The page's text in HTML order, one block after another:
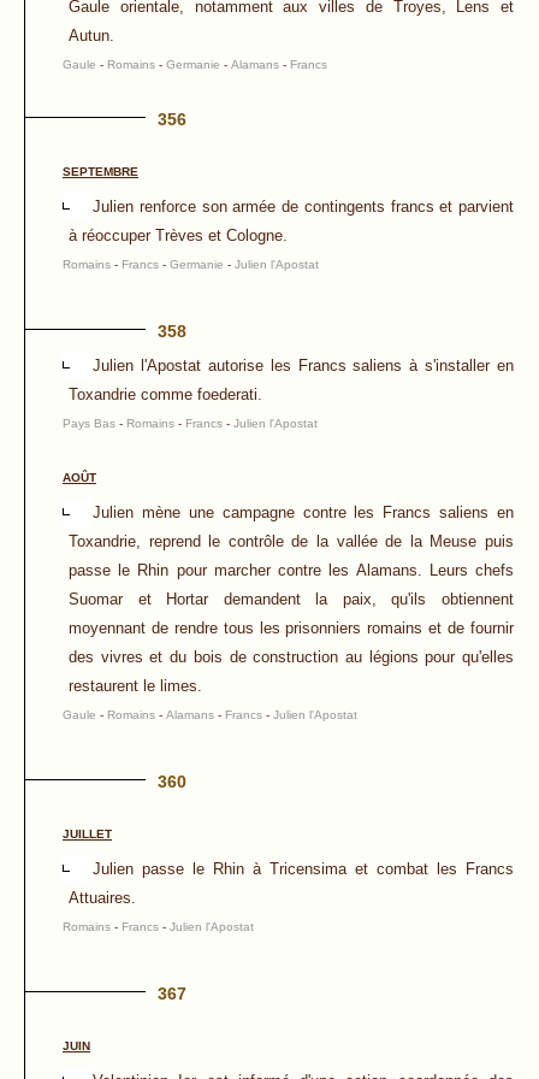
Gaule orientale, notamment aux villes de Troyes, Lens et
Autun.
Gaule - Romains - Germanie - Alamans - Francs
356
SEPTEMBRE
Julien renforce son armée de contingents francs et parvient
à réoccuper Trèves et Cologne.
Romains - Francs - Germanie - Julien l'Apostat
358
Julien l'Apostat autorise les Francs saliens à s'installer en
Toxandrie comme foederati.
Pays Bas - Romains - Francs - Julien l'Apostat
AOÛT
Julien mène une campagne contre les Francs saliens en
Toxandrie, reprend le contrôle de la vallée de la Meuse puis
passe le Rhin pour marcher contre les Alamans. Leurs chefs
Suomar et Hortar demandent la paix, qu'ils obtiennent
moyennant de rendre tous les prisonniers romains et de fournir
des vivres et du bois de construction au légions pour qu'elles
restaurent le limes.
Gaule - Romains - Alamans - Francs - Julien l'Apostat
360
JUILLET
Julien passe le Rhin à Tricensima et combat les Francs
Attuaires.
Romains - Francs - Julien l'Apostat
367
JUIN